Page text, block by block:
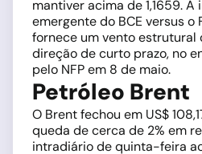
mantiver acima de 1,1659.
emergente do BCE versus o
fornece um vento estrutural
direção de curto prazo, no
pelo NFP em 8 de maio.
Petróleo Brent
O Brent fechou em US$
queda de cerca de 2% em
intradiário de quinta-feira